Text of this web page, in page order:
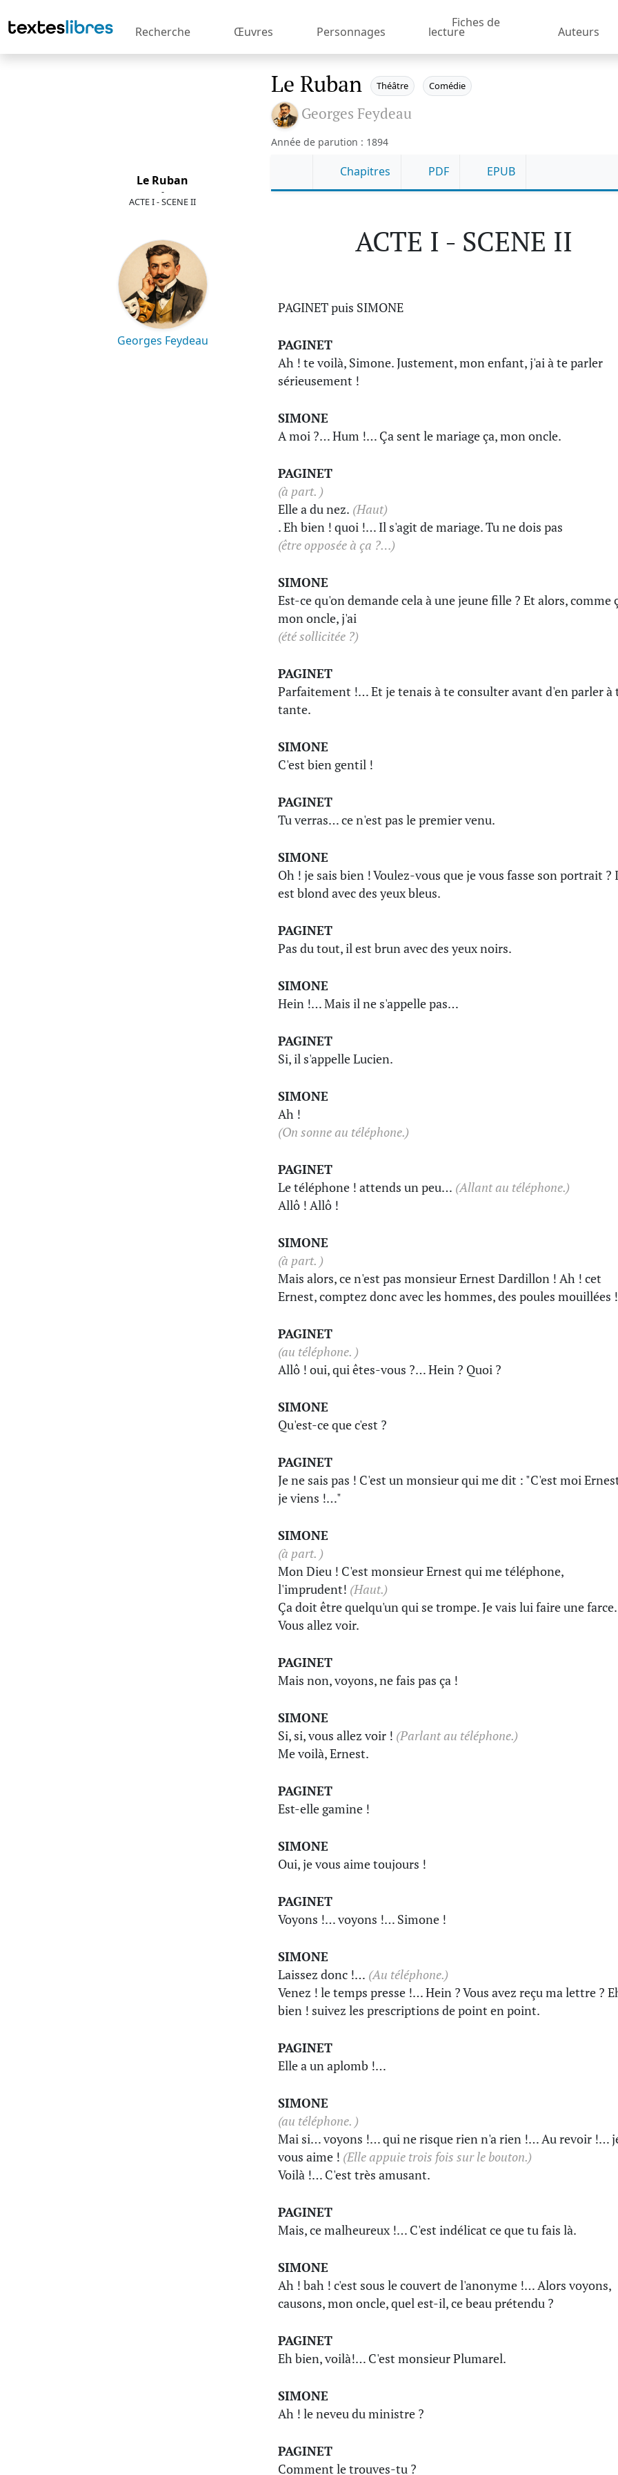
Recherche Œuvres Personnages
Fiches de
lecture Auteurs
Le Ruban
-
ACTE I - SCENE II
Georges Feydeau
Le Ruban Théâtre Comédie
Georges Feydeau
Année de parution : 1894
Chapitres PDF EPUB
ACTE I - SCENE II
PAGINET puis SIMONE
PAGINET
Ah ! te voilà, Simone. Justement, mon enfant, j'ai à te parler
sérieusement !
SIMONE
A moi ?… Hum !… Ça sent le mariage ça, mon oncle.
PAGINET
(à part. )
Elle a du nez. (Haut)
. Eh bien ! quoi !… Il s'agit de mariage. Tu ne dois pas
(être opposée à ça ?…)
SIMONE
Est-ce qu'on demande cela à une jeune fille ? Et alors, comme
mon oncle, j'ai
(été sollicitée ?)
PAGINET
Parfaitement !… Et je tenais à te consulter avant d'en parler à
tante.
SIMONE
C'est bien gentil !
PAGINET
Tu verras… ce n'est pas le premier venu.
SIMONE
Oh ! je sais bien ! Voulez-vous que je vous fasse son portrait ?
est blond avec des yeux bleus.
PAGINET
Pas du tout, il est brun avec des yeux noirs.
SIMONE
Hein !… Mais il ne s'appelle pas…
PAGINET
Si, il s'appelle Lucien.
SIMONE
Ah !
(On sonne au téléphone.)
PAGINET
Le téléphone ! attends un peu… (Allant au téléphone.)
Allô ! Allô !
SIMONE
(à part. )
Mais alors, ce n'est pas monsieur Ernest Dardillon ! Ah ! cet
Ernest, comptez donc avec les hommes, des poules mouillées !
PAGINET
(au téléphone. )
Allô ! oui, qui êtes-vous ?… Hein ? Quoi ?
SIMONE
Qu'est-ce que c'est ?
PAGINET
Je ne sais pas ! C'est un monsieur qui me dit : "C'est moi
je viens !…"
SIMONE
(à part. )
Mon Dieu ! C'est monsieur Ernest qui me téléphone,
l'imprudent! (Haut.)
Ça doit être quelqu'un qui se trompe. Je vais lui faire une farce.
Vous allez voir.
PAGINET
Mais non, voyons, ne fais pas ça !
SIMONE
Si, si, vous allez voir ! (Parlant au téléphone.)
Me voilà, Ernest.
PAGINET
Est-elle gamine !
SIMONE
Oui, je vous aime toujours !
PAGINET
Voyons !… voyons !… Simone !
SIMONE
Laissez donc !… (Au téléphone.)
Venez ! le temps presse !… Hein ? Vous avez reçu ma lettre ?
bien ! suivez les prescriptions de point en point.
PAGINET
Elle a un aplomb !…
SIMONE
(au téléphone. )
Mai si… voyons !… qui ne risque rien n'a rien !… Au revoir !…
vous aime ! (Elle appuie trois fois sur le bouton.)
Voilà !… C'est très amusant.
PAGINET
Mais, ce malheureux !… C'est indélicat ce que tu fais là.
SIMONE
Ah ! bah ! c'est sous le couvert de l'anonyme !… Alors voyons,
causons, mon oncle, quel est-il, ce beau prétendu ?
PAGINET
Eh bien, voilà!… C'est monsieur Plumarel.
SIMONE
Ah ! le neveu du ministre ?
PAGINET
Comment le trouves-tu ?